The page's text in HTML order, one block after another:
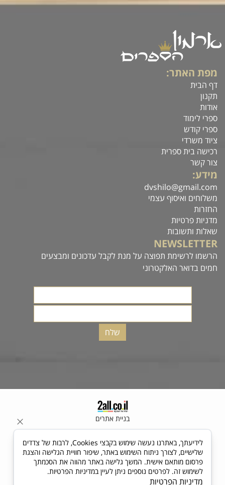
מפת האתר:
דף הבית
תקנון
אודות
ספרי לימוד
ספרי קודש
ציוד משרדי
רכישה בית ספרית
צור קשר
מידע:
dvshilo@gmail.com
משלוחים ואיסוף עצמי
החזרות
מדניות פרטיות
שאלות ותשובות
NEWSLETTER
הרשמו לרשימת תפוצה על מנת לקבל עדכונים ומבצעים
חמים בדואר האלקטרוני
בניית אתרים
לידיעתך, באתרנו נעשה שימוש בקבצי Cookies, לרבות של צדדים
שלישיים, לצורך ניתוח השימוש באתר, שיפור חוויית הגלישה והצגת
פרסום מותאם אישית. המשך גלישה באתר מהווה את הסכמתך
לשימוש זה. לפרטים נוספים ניתן לעיין במדיניות הפרטיות.
מדיניות הפרטיות